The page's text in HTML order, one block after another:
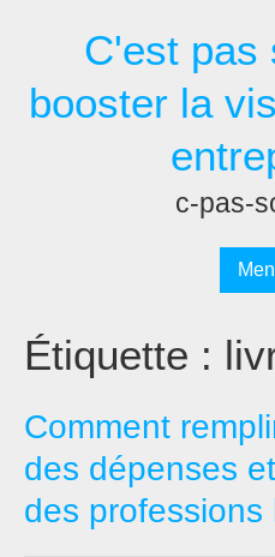
C'est pas
booster la
c-pas-
Étiquette :
Comment
des dépenses
des professions